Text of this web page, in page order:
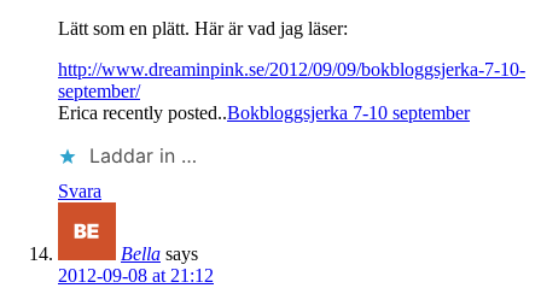
Lätt som en plätt. Här är vad jag läser:
http://www.dreaminpink.se/2012/09/09/bokbloggsjerka-7-10-
september/
Erica recently posted..Bokbloggsjerka 7-10 september
Laddar in …
Svara
Bella says
2012-09-08 at 21:12